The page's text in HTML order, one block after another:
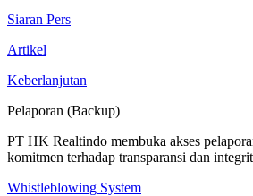
Siaran Pers
Artikel
Keberlanjutan
Pelaporan (Backup)
PT HK Realtindo membuka akses
komitmen terhadap transparansi dan
Whistleblowing System